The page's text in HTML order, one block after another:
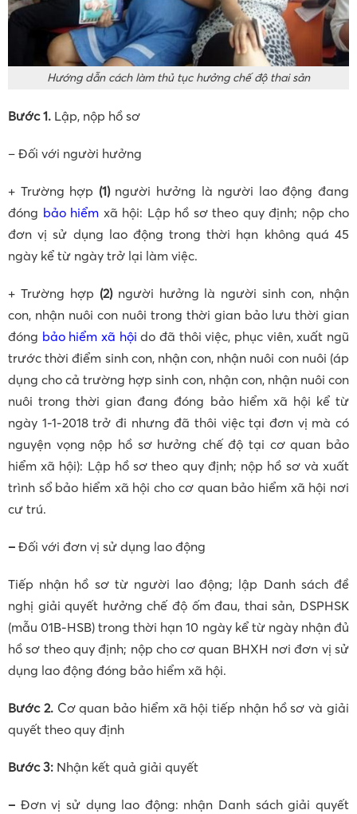
Hướng dẫn cách làm thủ tục hưởng chế độ thai sản
Bước 1. Lập, nộp hồ sơ
– Đối với người hưởng
+ Trường hợp (1)người hưởng là người lao động đang
đóng bảo hiểm xã hội: Lập hồ sơ theo quy định; nộp cho
đơn vị sử dụng lao động trong thời hạn không quá 45
ngày kể từ ngày trở lại làm việc.
+ Trường hợp (2)người hưởng là người sinh con, nhận
con, nhận nuôi con nuôi trong thời gian bảo lưu thời gian
đóng bảo hiểm xã hộido đã thôi việc, phục viên, xuất ngũ
trước thời điểm sinh con, nhận con, nhận nuôi con nuôi (áp
dụng cho cả trường hợp sinh con, nhận con, nhận nuôi con
nuôi trong thời gian đang đóng bảo hiểm xã hội kể từ
ngày 1-1-2018 trở đi nhưng đã thôi việc tại đơn vị mà có
nguyện vọng nộp hồ sơ hưởng chế độ tại cơ quan bảo
hiểm xã hội): Lập hồ sơ theo quy định; nộp hồ sơ và xuất
trình sổ bảo hiểm xã hội cho cơ quan bảo hiểm xã hội nơi
cư trú.
– Đối với đơn vị sử dụng lao động
Tiếp nhận hồ sơ từ người lao động; lập Danh sách đề
nghị giải quyết hưởng chế độ ốm đau, thai sản, DSPHSK
(mẫu 01B-HSB) trong thời hạn 10 ngày kể từ ngày nhận đủ
hồ sơ theo quy định; nộp cho cơ quan BHXH nơi đơn vị sử
dụng lao động đóng bảo hiểm xã hội.
Bước 2.Cơ quan bảo hiểm xã hội tiếp nhận hồ sơ và giải
quyết theo quy định
Bước 3: Nhận kết quả giải quyết
– Đơn vị sử dụng lao động: nhận Danh sách giải quyết